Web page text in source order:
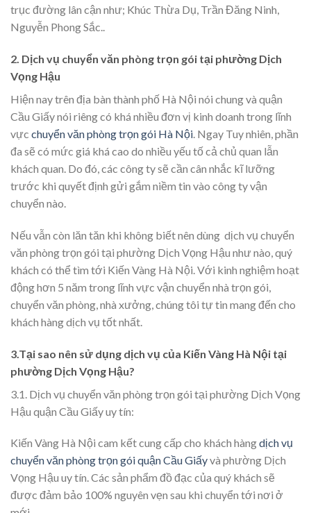
trục đường lân cận như; Khúc Thừa Dụ, Trần Đăng Ninh,
Nguyễn Phong Sắc..
2. Dịch vụ chuyển văn phòng trọn gói tại phường Dịch
Vọng Hậu
Hiện nay trên địa bàn thành phố Hà Nội nói chung và quận
Cầu Giấy nói riêng có khá nhiều đơn vị kinh doanh trong lĩnh
vực chuyển văn phòng trọn gói Hà Nội. Ngay Tuy nhiên, phần
đa sẽ có mức giá khá cao do nhiều yếu tố cả chủ quan lẫn
khách quan. Do đó, các công ty sẽ cần cân nhắc kĩ lưỡng
trước khi quyết định gửi gắm niềm tin vào công ty vận
chuyển nào.
Nếu vẫn còn lăn tăn khi không biết nên dùng dịch vụ chuyển
văn phòng trọn gói tại phường Dịch Vọng Hậu như nào, quý
khách có thể tìm tới Kiến Vàng Hà Nội. Với kinh nghiệm hoạt
động hơn 5 năm trong lĩnh vực vận chuyển nhà trọn gói,
chuyển văn phòng, nhà xưởng, chúng tôi tự tin mang đến cho
khách hàng dịch vụ tốt nhất.
3.Tại sao nên sử dụng dịch vụ của Kiến Vàng Hà Nội tại
phường Dịch Vọng Hậu?
3.1. Dịch vụ chuyển văn phòng trọn gói tại phường Dịch Vọng
Hậu quận Cầu Giấy uy tín:
Kiến Vàng Hà Nội cam kết cung cấp cho khách hàngdịch vụ
chuyển văn phòng trọn gói quận Cầu Giấyvà phường Dịch
Vọng Hậu uy tín. Các sản phẩm đồ đạc của quý khách sẽ
được đảm bảo 100% nguyên vẹn sau khi chuyển tới nơi ở